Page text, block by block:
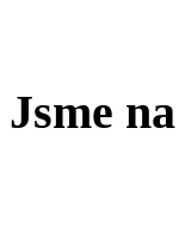
Jsme